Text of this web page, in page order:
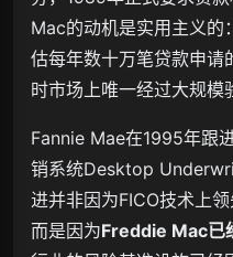
Mac的动机是实用主义的
估每年数十万笔贷款申请
时市场上唯一经过大规模
Fannie Mae在1995年跟
销系统Desktop
进并非因为FICO技术上
而是因为Freddie Mac已